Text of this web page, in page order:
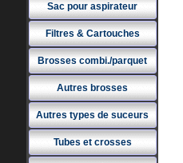
Sac pour aspirateur
Filtres & Cartouches
Brosses combi./parquet
Autres brosses
Autres types de suceurs
Tubes et crosses